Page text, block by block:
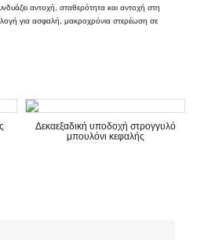
αντοχή, σταθερότητα και αντοχή στη
για ασφαλή, μακροχρόνια στερέωση σε
Δεκαεξαδική υποδοχή στρογγυλό
μπουλόνι κεφαλής